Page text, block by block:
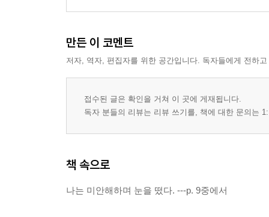
만든 이 코멘트
저자, 역자, 편집자를 위한 공간입니다. 독자들에게 전하
접수된 글은 확인을 거쳐 이 곳에 게재됩니다.
독자 분들의 리뷰는 리뷰 쓰기를, 책에 대한 문의는
책 속으로
나는 미안해하며 눈을 떴다. ---p. 9중에서